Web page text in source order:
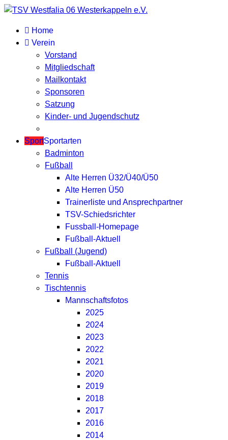
Home
Verein
Vorstand
Mitgliedschaft
Mailkontakt
Sponsoren
Satzung
Kinder- und Jugendschutz
SportSportarten
Badminton
Fußball
Alte Herren Ü32/Ü40/Ü50
Alte Herren Ü50
Trainerliste und Ansprechpartner
TSV-Schiedsrichter
Fussball-Homepage
Fußball-Aktuell
Fußball (Jugend)
Fußball-Aktuell
Tennis
Tischtennis
Mannschaftsfotos
2025
2024
2023
2022
2021
2020
2019
2018
2017
2016
2014